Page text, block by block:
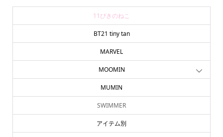
11ぴきのねこ
BT21 tiny tan
MARVEL
MOOMIN
MUMIN
SWIMMER
アイテム別